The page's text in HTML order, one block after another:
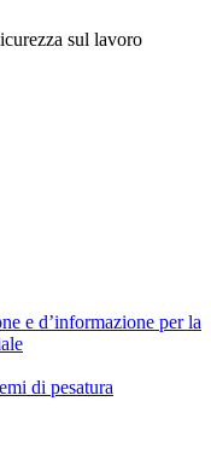
sul lavoro
e d’informazione per la
di pesatura